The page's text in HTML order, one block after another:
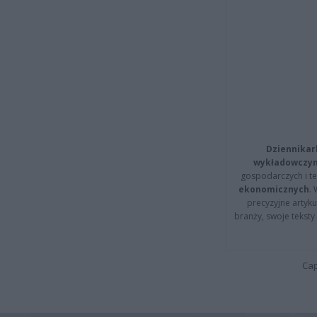
gospodarczych i
ekonomicznych.
precyzyjne
branży, swoje